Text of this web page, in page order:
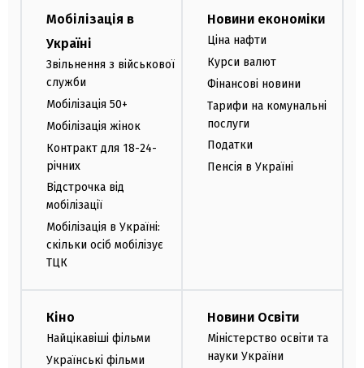
Мобілізація в
Україні
Звільнення з військової
служби
Мобілізація 50+
Мобілізація жінок
Контракт для 18-24-
річних
Відстрочка від
мобілізації
Мобілізація в Україні:
скільки осіб мобілізує
ТЦК
Новини економіки
Ціна нафти
Курси валют
Фінансові новини
Тарифи на комунальні
послуги
Податки
Пенсія в Україні
Кіно
Найцікавіші фільми
Українські фільми
Новини Освіти
Міністерство освіти та
науки України